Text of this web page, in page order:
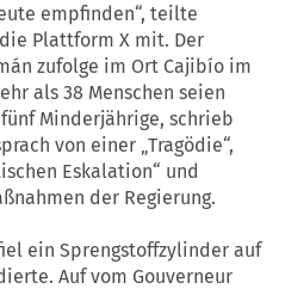
empfinden“, teilte
Plattform X mit. Der
zufolge im Ort Cajibío im
als 38 Menschen seien
Minderjährige, schrieb
von einer „Tragödie“,
Eskalation“ und
der Regierung.
ein Sprengstoffzylinder auf
Auf vom Gouverneur